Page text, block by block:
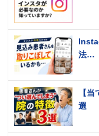
法…
【
選